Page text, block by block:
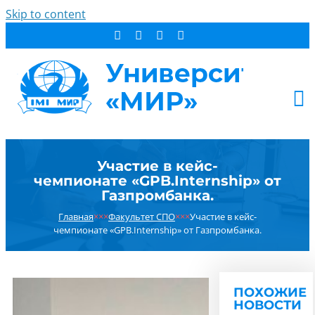
Skip to content
ДОПОБРАЗОВАНИЕ
ОБ УНИВЕРСИТЕТЕ
НОВОСТИ
Участие в кейс-
чемпионате «GPB.Internship» от
Газпромбанка.
Главная×××Факультет СПО×××Участие в кейс-
чемпионате «GPB.Internship» от Газпромбанка.
ПОХОЖИЕ
НОВОСТИ